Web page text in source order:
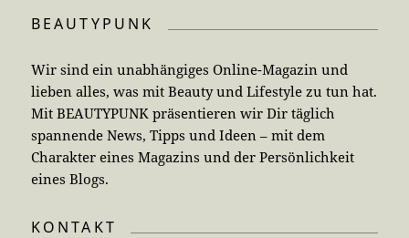
BEAUTYPUNK
Wir sind ein unabhängiges Online-Magazin und
lieben alles, was mit Beauty und Lifestyle zu tun hat.
Mit BEAUTYPUNK präsentieren wir Dir täglich
spannende News, Tipps und Ideen – mit dem
Charakter eines Magazins und der Persönlichkeit
eines Blogs.
KONTAKT